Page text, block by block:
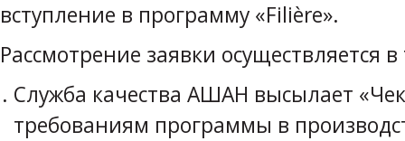
вступление в программу «Filière».
Рассмотрение заявки осуществляется
Служба качества АШАН высылает
требованиям программы в